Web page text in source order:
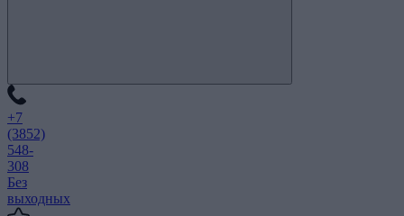
+7
(3852)
548-
308
Без
выходных